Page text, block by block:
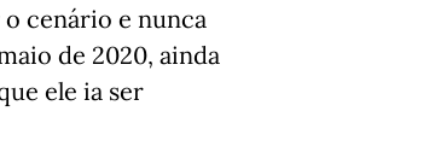
cenário e nunca
de 2020, ainda
ele ia ser